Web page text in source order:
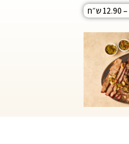
– 12.90 ש״ח